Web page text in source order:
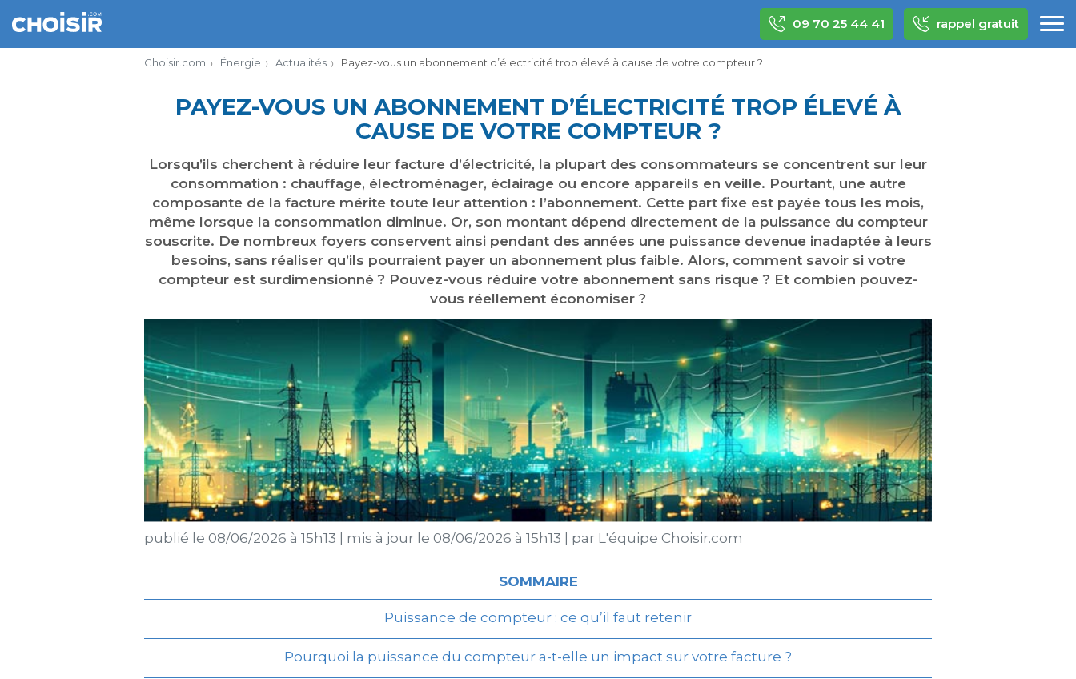
09 70 25 44 41 rappel gratuit
Choisir.com Énergie Actualités Payez-vous un abonnement d’électricité trop élevé à cause de votre compteur ?
PAYEZ-VOUS UN ABONNEMENT D’ÉLECTRICITÉ TROP ÉLEVÉ À
CAUSE DE VOTRE COMPTEUR ?
Lorsqu’ils cherchent à réduire leur facture d’électricité, la plupart des consommateurs se concentrent sur leur
consommation : chauffage, électroménager, éclairage ou encore appareils en veille. Pourtant, une autre
composante de la facture mérite toute leur attention : l’abonnement. Cette part fixe est payée tous les mois,
même lorsque la consommation diminue. Or, son montant dépend directement de la puissance du compteur
souscrite. De nombreux foyers conservent ainsi pendant des années une puissance devenue inadaptée à leurs
besoins, sans réaliser qu’ils pourraient payer un abonnement plus faible. Alors, comment savoir si votre
compteur est surdimensionné ? Pouvez-vous réduire votre abonnement sans risque ? Et combien pouvez-
vous réellement économiser ?
publié le 08/06/2026 à 15h13 mis à jour le 08/06/2026 à 15h13 par L'équipe Choisir.com
SOMMAIRE
Puissance de compteur : ce qu’il faut retenir
Pourquoi la puissance du compteur a-t-elle un impact sur votre facture ?